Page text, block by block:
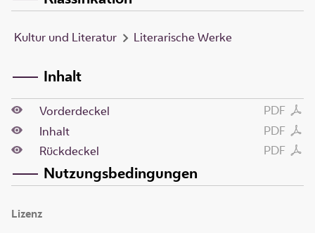
Kultur und Literatur Literarische Werke
Inhalt
PDF
Vorderdeckel
PDF
Inhalt
PDF
Rückdeckel
Nutzungsbedingungen
Lizenz